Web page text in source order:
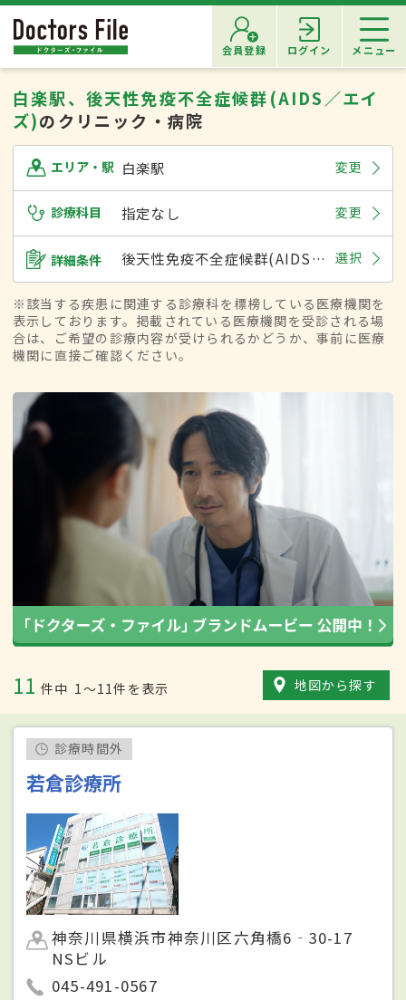
会員登録 ログイン メニュー
白楽駅、後天性免疫不全症候群(AIDS／エイ
ズ)のクリニック・病院
エリア・駅 白楽駅 変更
診療科目 指定なし 変更
詳細条件 後天性免疫不全症候群(AIDS／エイズ) 選択
※該当する疾患に関連する診療科を標榜している医療機関を
表示しております。掲載されている医療機関を受診される場
合は、ご希望の診療内容が受けられるかどうか、事前に医療
機関に直接ご確認ください。
11 件中 1〜11件を表示 地図から探す
診療時間外
若倉診療所
神奈川県横浜市神奈川区六角橋6‐30-17
NSビル
045-491-0567